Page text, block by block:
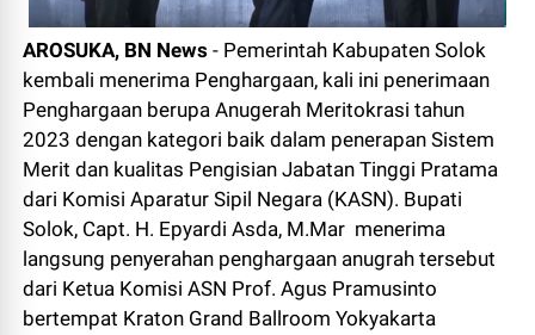
AROSUKA, BN News - Pemerintah Kabupaten Solok
kembali menerima Penghargaan, kali ini penerimaan
Penghargaan berupa Anugerah Meritokrasi tahun
2023 dengan kategori baik dalam penerapan Sistem
Merit dan kualitas Pengisian Jabatan Tinggi Pratama
dari Komisi Aparatur Sipil Negara (KASN). Bupati
Solok, Capt. H. Epyardi Asda, M.Mar menerima
langsung penyerahan penghargaan anugrah tersebut
dari Ketua Komisi ASN Prof. Agus Pramusinto
bertempat Kraton Grand Ballroom Yokyakarta